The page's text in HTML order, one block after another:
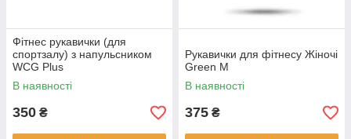
Фітнес рукавички (для
спортзалу) з напульсником
WCG Plus
В наявності
350 ₴
Рукавички для фітнесу Жіночі
Green М
В наявності
375 ₴